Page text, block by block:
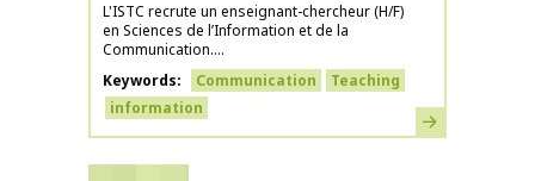
L'ISTC recrute un enseignant-chercheur (H/F)
en Sciences de l’Information et de la
Communication....
Keywords
Communication
Teaching
information
Learn more